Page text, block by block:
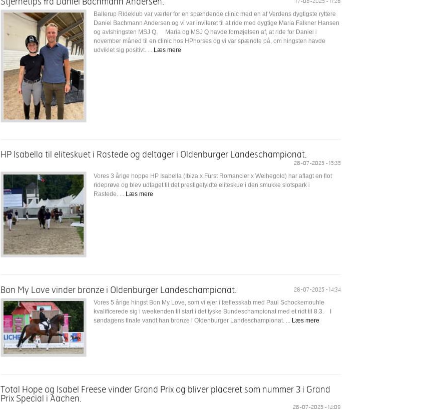
Ballerup Rideklub var værter for en spændende clinic med en af Verdens dygtigste ryttere
Daniel Bachmann Andersen og vi var inviteret til at ride med dygtige Maria Falkner Hansen
og avlshingsten MSJ Q. Maria og MSJ Q havde fornøjelsen af, at ride for Daniel i
november måned til en clinic hos HPhorses og vi var spændte på, om hingsten havde
udviklet sig positivt. ...
Læs mere
HP Isabella til eliteskuet i Rastede og deltager i Oldenburger Landeschampionat.
28-07-2025 - 15:35
Vores 3 årige hoppe HP Isabella (Ibiza x Fürst Romancier x Weihegold) har aflagt en flot
rideprøve og blev udtaget til det prestigefyldte eliteskue i den smukke slotspark i
Rastede. ... Læs mere
Bon My Love vinder bronze i Oldenburger Landeschampionat.
28-07-2025 - 14:34
Vores 5 årige hingst Bon My Love, som vi ejer i fællesskab med Paul Schockemouhle
kvalificerede sig i weekenden til start i det tyske Bundeschampionat med et ridt til 8.3. I
søndagens finale vandt han bronze i Oldenburger Landeschampionat. ... Læs mere
Total Hope og Isabel Freese vinder Grand Prix og bliver placeret som nummer 3 i Grand
Prix Special i Aachen.
28-07-2025 - 14:09